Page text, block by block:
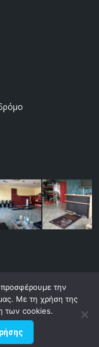
την
Με τη χρήση της
των cookies.